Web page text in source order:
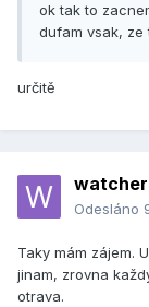
ok tak to
dufam vsak, ze
určitě
watcher
Odesláno
Taky mám zájem.
jinam, zrovna
otrava.